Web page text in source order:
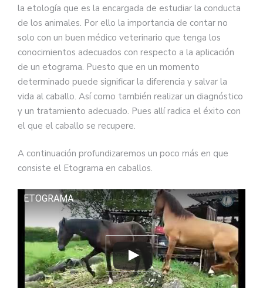
la etología que es la encargada de estudiar la conducta
de los animales. Por ello la importancia de contar no
solo con un buen médico veterinario que tenga los
conocimientos adecuados con respecto a la aplicación
de un etograma. Puesto que en un momento
determinado puede significar la diferencia y salvar la
vida al caballo. Así como también realizar un diagnóstico
y un tratamiento adecuado. Pues allí radica el éxito con
el que el caballo se recupere.
A continuación profundizaremos un poco más en que
consiste el Etograma en caballos.
ETOGRAMA